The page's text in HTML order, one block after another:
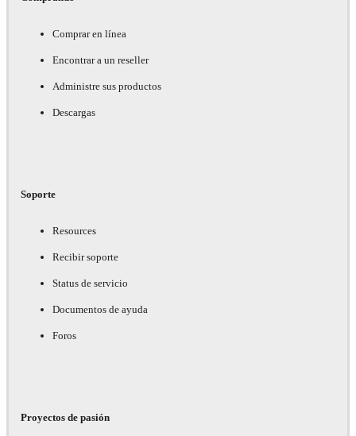
Comprar en línea
Encontrar a un reseller
Administre sus productos
Descargas
Soporte
Resources
Recibir soporte
Status de servicio
Documentos de ayuda
Foros
Proyectos de pasión